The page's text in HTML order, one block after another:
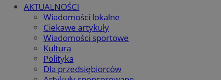
AKTUALNOŚCI
Wiadomości lokalne
Ciekawe artykuły
Wiadomości sportowe
Kultura
Polityka
Dla przedsiębiorców